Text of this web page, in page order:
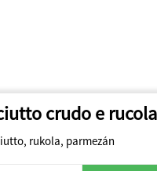
crudo e rucola
rukola, parmezán